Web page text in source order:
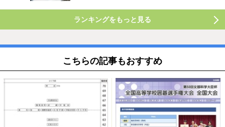
ランキングをもっと見る
こちらの記事もおすすめ